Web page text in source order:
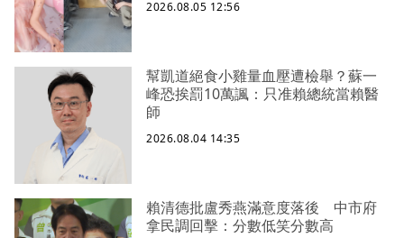
2026.08.05 12:56
幫凱道絕食小雞量血壓遭檢舉？蘇一
峰恐挨罰10萬諷：只准賴總統當賴醫
師
2026.08.04 14:35
賴清德批盧秀燕滿意度落後 中市府
拿民調回擊：分數低笑分數高